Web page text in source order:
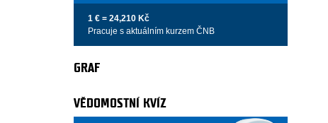
1 € = 24,210 Kč
Pracuje s aktuálním kurzem ČNB
GRAF
VĚDOMOSTNÍ KVÍZ